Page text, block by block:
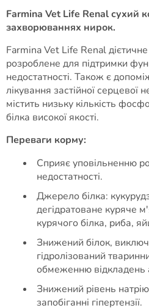
Farmina Vet Life Renal сухий
захворюваннях нирок.
Farmina Vet Life Renal
розроблене для підтримки
недостатності. Також є
лікування застійної серцевої
містить низьку кількість
білка високої якості.
Переваги корму:
Сприяє уповільненню
недостатності.
Джерело білка:
дегідратоване куряче
курячого білка, риба,
Знижений білок,
гідролізований
обмеженню відкладень
Знижений рівень
запобіганні гіпертензії.